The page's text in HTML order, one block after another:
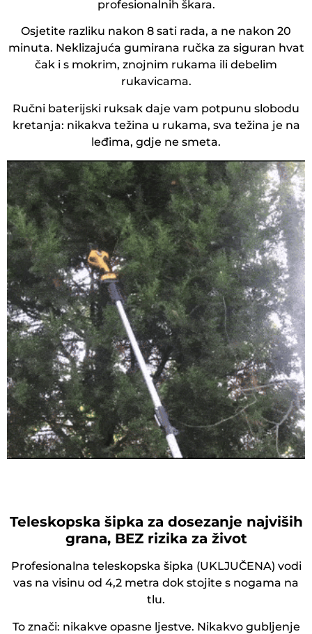
profesionalnih škara.
Osjetite razliku nakon 8 sati rada, a ne nakon 20
minuta. Neklizajuća gumirana ručka za siguran hvat
čak i s mokrim, znojnim rukama ili debelim
rukavicama.
Ručni baterijski ruksak daje vam potpunu slobodu
kretanja: nikakva težina u rukama, sva težina je na
leđima, gdje ne smeta.
Teleskopska šipka za dosezanje najviših
grana, BEZ rizika za život
Profesionalna teleskopska šipka (UKLJUČENA) vodi
vas na visinu od 4,2 metra dok stojite s nogama na
tlu.
To znači: nikakve opasne ljestve. Nikakvo gubljenje